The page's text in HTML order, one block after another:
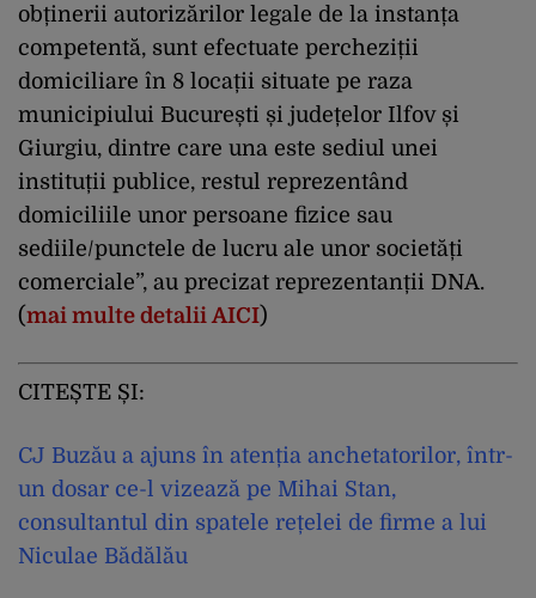
obținerii autorizărilor legale de la instanța
competentă, sunt efectuate percheziții
domiciliare în 8 locații situate pe raza
municipiului București și județelor Ilfov și
Giurgiu, dintre care una este sediul unei
instituții publice, restul reprezentând
domiciliile unor persoane fizice sau
sediile/punctele de lucru ale unor societăți
comerciale”, au precizat reprezentanții DNA.
(mai multe detalii AICI)
CITEȘTE ȘI:
CJ Buzău a ajuns în atenția anchetatorilor, într-
un dosar ce-l vizează pe Mihai Stan,
consultantul din spatele rețelei de firme a lui
Niculae Bădălău